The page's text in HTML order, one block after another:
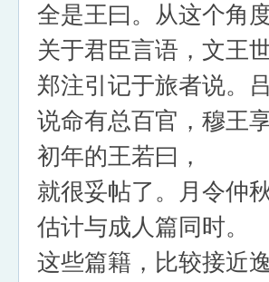
全是王曰。从这个角
关于君臣言语，文王
郑注引记于旅者说。
说命有总百官，穆王
初年的王若曰，
就很妥帖了。月令仲
估计与成人篇同时。
这些篇籍，比较接近